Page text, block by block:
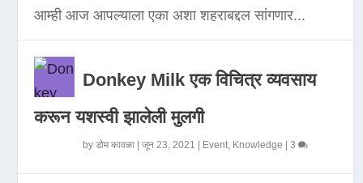
आम्ही आज आपल्याला एका अशा शहराबद्दल सांगणार...
Donkey Milk एक विचित्र व्यवसाय
करून यशस्वी झालेली मुलगी
byडोम कावळा |जून 23, 2021 Event, Knowledge |3